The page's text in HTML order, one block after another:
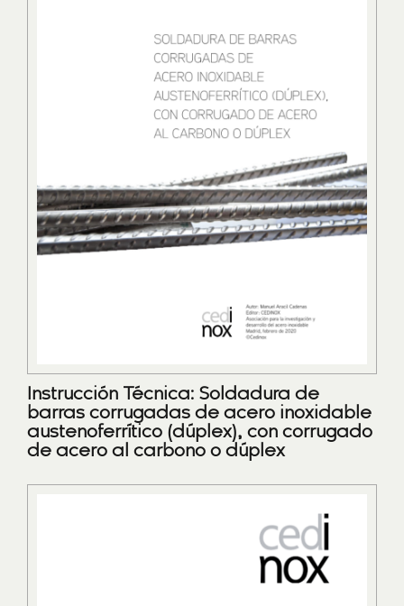
Instrucción Técnica: Soldadura de
barras corrugadas de acero inoxidable
austenoferrítico (dúplex), con corrugado
de acero al carbono o dúplex